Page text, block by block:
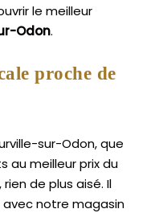
le meilleur
Odon.
proche de
sur-Odon, que
au meilleur prix du
de plus aisé. Il
notre magasin